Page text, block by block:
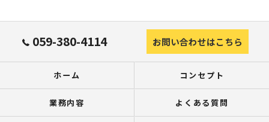
059-380-4114 お問い合わせはこちら
ホーム コンセプト
業務内容 よくある質問